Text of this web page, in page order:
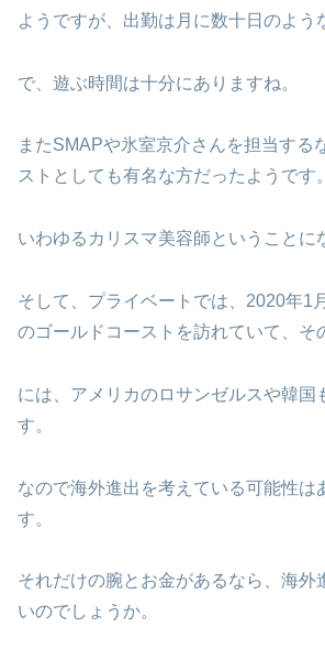
ようですが、出勤は月に数十日のよう
で、遊ぶ時間は十分にありますね。
またSMAPや氷室京介さんを担当する
ストとしても有名な方だったようです。
いわゆるカリスマ美容師ということに
そして、プライベートでは、2020年1
のゴールドコーストを訪れていて、そ
には、アメリカのロサンゼルスや韓国
す。
なので海外進出を考えている可能性は
す。
それだけの腕とお金があるなら、海外
いのでしょうか。